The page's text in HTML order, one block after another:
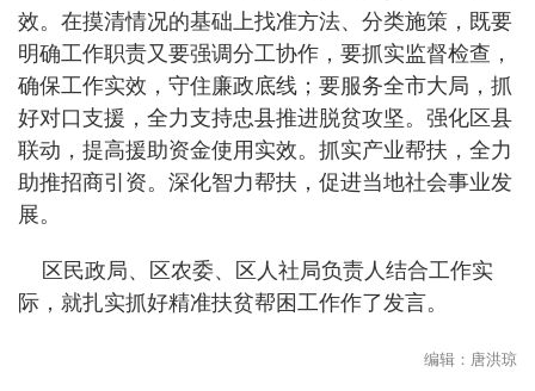
效。在摸清情况的基础上找准方法、分类施策，既要
明确工作职责又要强调分工协作，要抓实监督检查，
确保工作实效，守住廉政底线；要服务全市大局，抓
好对口支援，全力支持忠县推进脱贫攻坚。强化区县
联动，提高援助资金使用实效。抓实产业帮扶，全力
助推招商引资。深化智力帮扶，促进当地社会事业发
展。
区民政局、区农委、区人社局负责人结合工作实
际，就扎实抓好精准扶贫帮困工作作了发言。
编辑：唐洪琼